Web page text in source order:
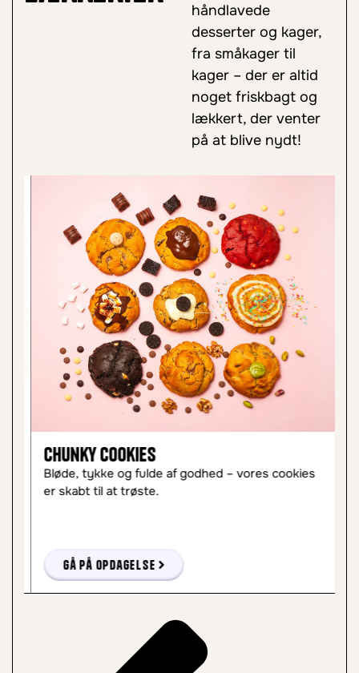
håndlavede
desserter og kager,
fra småkager til
kager – der er altid
noget friskbagt og
lækkert, der venter
på at blive nydt!
Chunky Cookies
Bløde, tykke og fulde af godhed – vores cookies
er skabt til at trøste.
Gå på opdagelse